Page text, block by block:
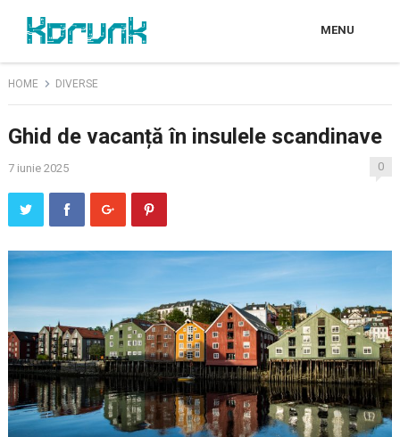
MENU
HOME DIVERSE
Ghid de vacanță în insulele scandinave
7 iunie 2025 0